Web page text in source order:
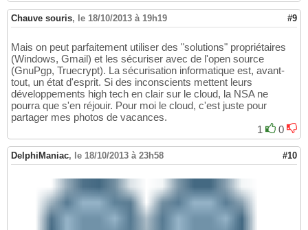
Chauve souris, le 18/10/2013 à 19h19 #9
Mais on peut parfaitement utiliser des "solutions" propriétaires
(Windows, Gmail) et les sécuriser avec de l'open source
(GnuPgp, Truecrypt). La sécurisation informatique est, avant-
tout, un état d'esprit. Si des inconscients mettent leurs
développements high tech en clair sur le cloud, la NSA ne
pourra que s'en réjouir. Pour moi le cloud, c'est juste pour
partager mes photos de vacances.
1
0
DelphiManiac, le 18/10/2013 à 23h58 #10